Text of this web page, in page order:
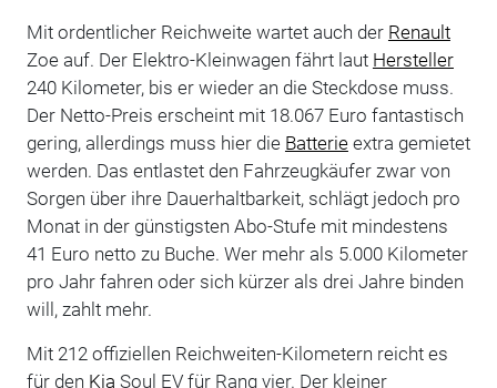
Mit ordentlicher Reichweite wartet auch der Renault
Zoe auf. Der Elektro-Kleinwagen fährt laut Hersteller
240 Kilometer, bis er wieder an die Steckdose muss.
Der Netto-Preis erscheint mit 18.067 Euro fantastisch
gering, allerdings muss hier die Batterieextra gemietet
werden. Das entlastet den Fahrzeugkäufer zwar von
Sorgen über ihre Dauerhaltbarkeit, schlägt jedoch pro
Monat in der günstigsten Abo-Stufe mit mindestens
41 Euro netto zu Buche. Wer mehr als 5.000 Kilometer
pro Jahr fahren oder sich kürzer als drei Jahre binden
will, zahlt mehr.
Mit 212 offiziellen Reichweiten-Kilometern reicht es
für den Kia Soul EV für Rang vier. Der kleiner